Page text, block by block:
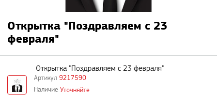
Открытка "Поздравляем с 23
февраля"
9217590
Открытка "Поздравляем с 23 февраля"
Уточняйте